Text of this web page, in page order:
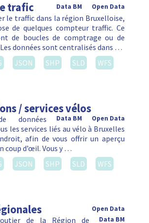
trafic Open Data
Data BM
le traffic dans la région Bruxelloise,
de quelques compteur traffic. Ce
de boucles de comptrage ou de
données sont centralisés dans …
JSON SHP SLD
WFS
/ services vélos
Open Data
Data BM
données
les services liés au vélo à Bruxelles
afin de vous offrir un aperçu
coup d’œil. Vous y …
JSON SHP SLD
WFS
Open Data
Data BM
de la Région de